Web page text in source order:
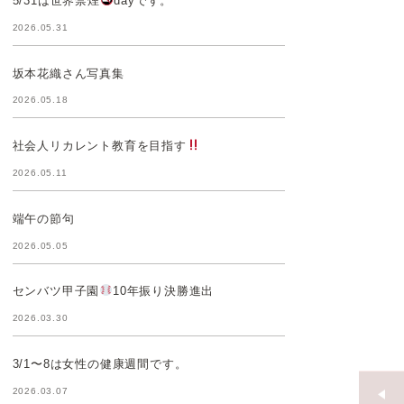
2026.05.31
坂本花織さん写真集
2026.05.18
社会人リカレント教育を目指す
2026.05.11
端午の節句
2026.05.05
センバツ甲子園 10年振り決勝進出
2026.03.30
3/1〜8は女性の健康週間です。
2026.03.07